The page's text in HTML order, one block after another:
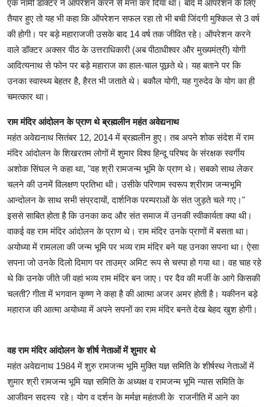
एक नामी डाक्टर ने ऑपरेशन करने से मना कर दिया था। बाद में ऑपरेशन के लिए
तैयार हुए तो यह भी कहा कि ऑपरेशन सफल रहा तो भी बची जिंदगी मुश्किल से 3 वर्ष
की होगी। पर बड़े महाराजजी उसके बाद 14 वर्ष तक जीवित रहे। ऑपरेशन करने
वाले डॉक्टर अक्सर पीठ के उत्तराधिकारी (अब पीठाधीश्वर और मुख्यमंत्री) योगी
आदित्यनाथ से फोन पर बड़े महाराज का हाल-चाल पूछते थे। यह बताने पर कि
उनका स्वास्थ्य बेहतर है, हैरत भी जताते थे। बकौल योगी, यह गुरुदेव के योग का ही
चमत्कार था।
राम मंदिर आंदोलन के प्राण थे ब्रह्मलीन महंत अवेद्यनाथ
महंत अवेद्यनाथ सितंबर 12, 2014 में ब्रह्मलीन हुए। तब अपने शोक संदेश में राम
मंदिर आंदोलन के शिखरतम लोगों में शुमार विश्व हिन्दू परिषद के संरक्षक स्वर्गीय
अशोक सिंघल ने कहा था, "वह श्री रामजन्म भूमि के प्राण थे। सबको साथ लेकर
चलने की उनमें विलक्षण प्रतिभा थी। उसीके परिणाम स्वरूप श्रीराम जन्मभूमि
आन्दोलन के साथ सभी संप्रदायों, दार्शनिक परम्पराओं के संत जुड़ते चले गए।"
इससे साबित होता है कि उनका कद और संत समाज में उनकी स्वीकार्यता क्या थी।
वाकई वह राम मंदिर आंदोलन के प्राण थे। राम मंदिर उनके प्राणों में बसता था।
अयोध्या में रामलला की जन्म भूमि पर भव्य राम मंदिर बने यह उनका सपना था। ऐसा
सपना जो उनके दिलो दिमाग पर ताउम्र अमिट रूप से चस्पा हो गया था। वह चाह रहे
थे कि उनके जीते जी वहां भव्य राम मंदिर बन जाए। पर दैव की मर्जी के आगे किसकी
चलती? गीता में भगवान कृष्ण ने कहा है की आत्मा अजर अमर होती है। यकीनन बड़े
महाराज की आत्मा अयोध्या में अपने सपनों का राम मंदिर बनते देख बेहद खुश होगी।
वह राम मंदिर आंदोलन के शीर्ष नेताओं में शुमार थे
महंत अवेद्यनाथ 1984 में शुरु रामजन्म भूमि मुक्ति यज्ञ समिति के शीर्षस्थ नेताओं में
शुमार श्री रामजन्म भूमि यज्ञ समिति के अध्यक्ष व रामजन्म भूमि न्यास समिति के
आजीवन सदस्य रहे। योग व दर्शन के मर्मज्ञ महंतजी के राजनीति में आने का